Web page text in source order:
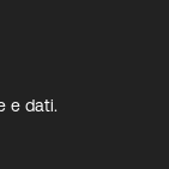
e dati.